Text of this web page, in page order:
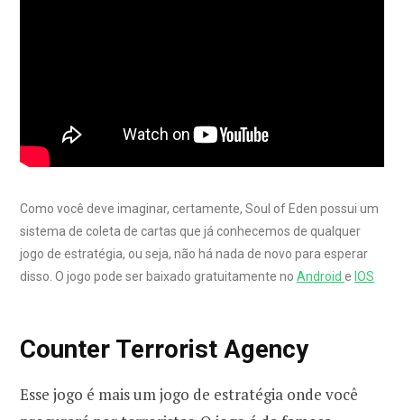
Como você deve imaginar, certamente, Soul of Eden possui um
sistema de coleta de cartas que já conhecemos de qualquer
jogo de estratégia, ou seja, não há nada de novo para esperar
disso. O jogo pode ser baixado gratuitamente no Android e IOS
Counter Terrorist Agency
Esse jogo é mais um jogo de estratégia onde você